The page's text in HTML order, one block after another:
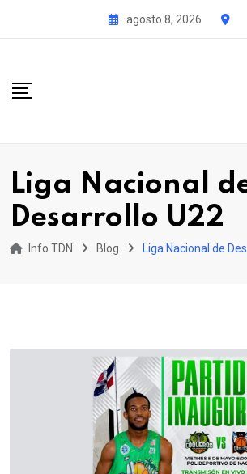
agosto 8, 2026
Liga Nacional
Desarrollo U22
Info TDN Blog Liga Nacional de